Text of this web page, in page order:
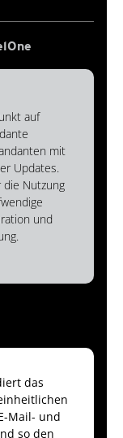
auf
mit
Updates.
Nutzung
und
das
Mail- und
so den